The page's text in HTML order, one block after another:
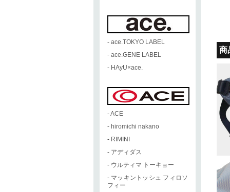
- ace.TOKYO LABEL
- ace.GENE LABEL
- HAyU×ace.
-ACE
- hiromichi nakano
- RIMINI
- アディダス
- ウルティマ トーキョー
- マッキントッシュ フィロソ
フィー
商